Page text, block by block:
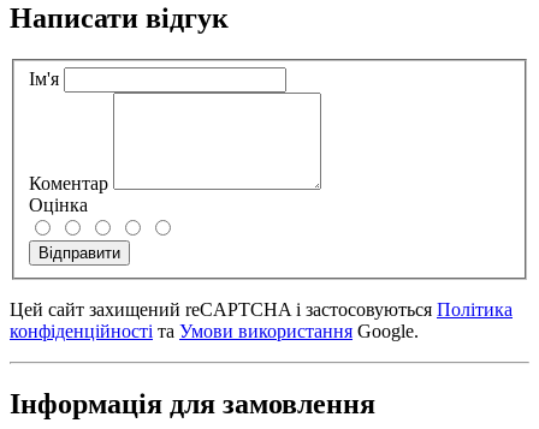
Написати відгук
Ім'я
Коментар
Оцінка
Відправити
Цей сайт захищений reCAPTCHA і застосовуються Політика
конфіденційності та Умови використання Google.
Інформація для замовлення